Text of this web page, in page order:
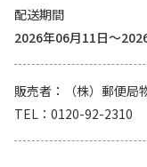
配送期間
2026年06月11日～
販売者
（株）郵便
TEL
0120-92-2310